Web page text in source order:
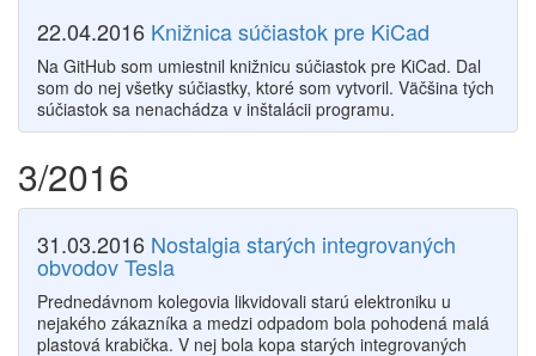
22.04.2016 Knižnica súčiastok pre KiCad
Na GitHub som umiestnil knižnicu súčiastok pre KiCad. Dal
som do nej všetky súčiastky, ktoré som vytvoril. Väčšina tých
súčiastok sa nenachádza v inštalácii programu.
3/2016
31.03.2016 Nostalgia starých integrovaných
obvodov Tesla
Prednedávnom kolegovia likvidovali starú elektroniku u
nejakého zákazníka a medzi odpadom bola pohodená malá
plastová krabička. V nej bola kopa starých integrovaných